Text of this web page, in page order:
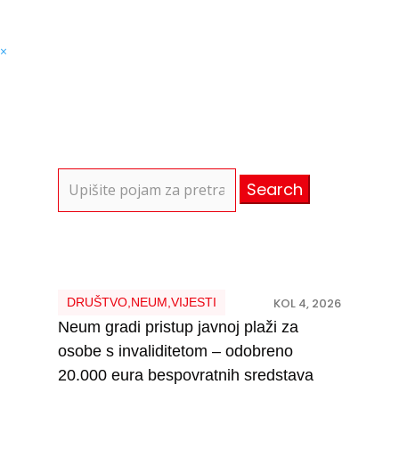
×
for:
DRUŠTVO, NEUM VIJESTI KOL 4, 2026
Neum gradi pristup javnoj plaži za
osobe s invaliditetom – odobreno
20.000 eura bespovratnih sredstava